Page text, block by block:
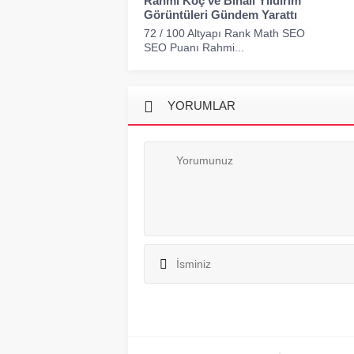
Görüntüleri Gündem Yarattı
72 / 100 Altyapı Rank Math SEO
SEO Puanı Rahmi...
YORUMLAR